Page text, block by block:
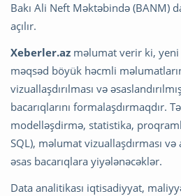
Bakı Ali Neft Məktəbində (BANM)
açılır.
Xeberler.az məlumat verir ki, yeni
məqsəd böyük həcmli
vizuallaşdırılması və
bacarıqlarını formalaşdırmaqdır.
modelləşdirmə, statistika,
SQL), məlumat vizuallaşdırması
əsas bacarıqlara yiyələnəcəklər.
Data analitikası iqtisadiyyat,